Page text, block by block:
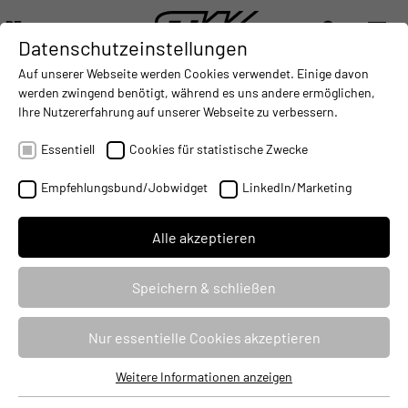
DE
DEUTSCH (DE)
ENGLISH (EN)
中文 (ZH)
DIGITALISIERUNG - CONNECTING THE WORLD OF MOBILE MACHINES
AUTOMATISIERUNG - IMPROVING MOBILE MACHINES
INTEGRATION
BCX.4cs-ag
Datenschutzeinstellungen
Auf unserer Webseite werden Cookies verwendet. Einige davon
werden zwingend benötigt, während es uns andere ermöglichen,
Ihre Nutzererfahrung auf unserer Webseite zu verbessern.
Essentiell Cookies für statistische Zwecke
Empfehlungsbund/Jobwidget LinkedIn/Marketing
Alle akzeptieren
Speichern & schließen
Nur essentielle Cookies akzeptieren
Weitere Informationen anzeigen